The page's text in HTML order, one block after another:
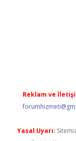
Reklam ve
Yasal Uyarı: